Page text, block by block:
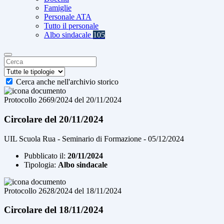
Famiglie
Personale ATA
Tutto il personale
Albo sindacale 105
Cerca anche nell'archivio storico
Protocollo 2669/2024 del 20/11/2024
Circolare del 20/11/2024
UIL Scuola Rua - Seminario di Formazione - 05/12/2024
Pubblicato il: 20/11/2024
Tipologia: Albo sindacale
Protocollo 2628/2024 del 18/11/2024
Circolare del 18/11/2024